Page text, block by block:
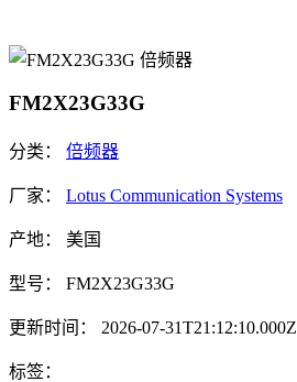
FM2X23G33G
分类： 倍频器
厂家： Lotus Communication Systems
产地： 美国
型号： FM2X23G33G
更新时间： 2026-07-31T21:12:10.000Z
标签：